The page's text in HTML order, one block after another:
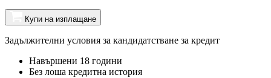
Купи на изплащане
Задължителни условия за кандидатстване за кредит
Навършени 18 години
Без лоша кредитна история